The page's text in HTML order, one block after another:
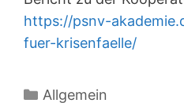
https://psnv-
fuer-krisenfaelle/
Kategorien
Allgemein